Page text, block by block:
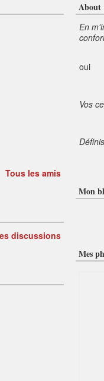
About
En
oui
Vos
Mon
Mes
Tous les amis
discussions